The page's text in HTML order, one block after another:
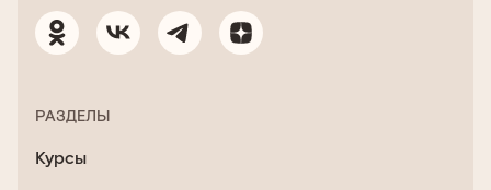
РАЗДЕЛЫ
Курсы